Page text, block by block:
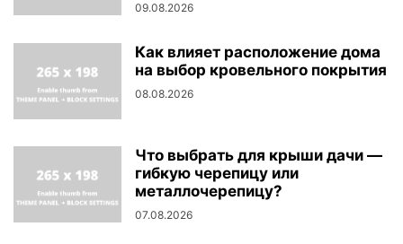
09.08.2026
Как влияет расположение дома
на выбор кровельного покрытия
08.08.2026
Что выбрать для крыши дачи —
гибкую черепицу или
металлочерепицу?
07.08.2026